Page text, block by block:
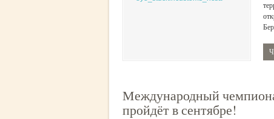
Международный
пройдёт в сентябре!